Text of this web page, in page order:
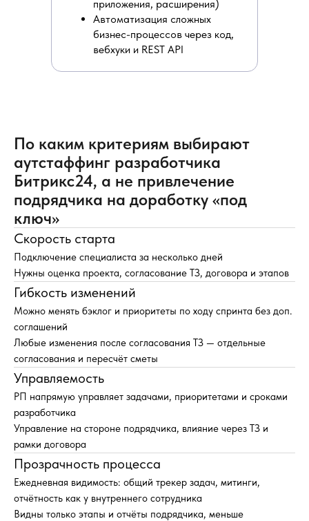
приложения, расширения)
Автоматизация сложных
бизнес-процессов через код,
вебхуки и REST API
По каким критериям выбирают
аутстаффинг разработчика
Битрикс24, а не привлечение
подрядчика на доработку «под
ключ»
Скорость старта
Подключение специалиста за несколько дней
Нужны оценка проекта, согласование ТЗ, договора и этапов
Гибкость изменений
Можно менять бэклог и приоритеты по ходу спринта без доп.
соглашений
Любые изменения после согласования ТЗ — отдельные
согласования и пересчёт сметы
Управляемость
РП напрямую управляет задачами, приоритетами и сроками
разработчика
Управление на стороне подрядчика, влияние через ТЗ и
рамки договора
Прозрачность процесса
Ежедневная видимость: общий трекер задач, митинги,
отчётность как у внутреннего сотрудника
Видны только этапы и отчёты подрядчика, меньше